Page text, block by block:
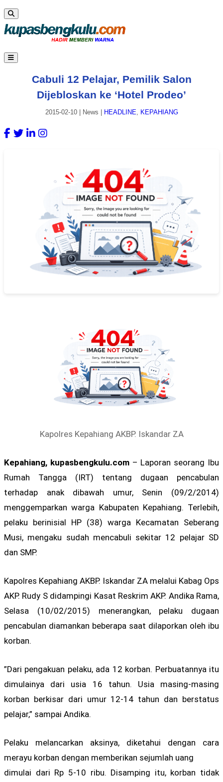
Cabuli 12 Pelajar, Pemilik Salon
Dijebloskan ke ‘Hotel Prodeo’
2015-02-10| News HEADLINE, KEPAHIANG
Kapolres Kepahiang AKBP. Iskandar ZA
Kepahiang, kupasbengkulu.com– Laporan seorang Ibu
Rumah Tangga (IRT) tentang dugaan pencabulan
terhadap anak dibawah umur, Senin (09/2/2014)
menggemparkan warga Kabupaten Kepahiang. Terlebih,
pelaku berinisial HP (38) warga Kecamatan Seberang
Musi, mengaku sudah mencabuli sekitar 12 pelajar SD
dan SMP.
Kapolres Kepahiang AKBP. Iskandar ZA melalui Kabag Ops
AKP. Rudy S didampingi Kasat Reskrim AKP. Andika Rama,
Selasa (10/02/2015) menerangkan, pelaku dugaan
pencabulan diamankan beberapa saat dilaporkan oleh ibu
korban.
”Dari pengakuan pelaku, ada 12 korban. Perbuatannya itu
dimulainya dari usia 16 tahun. Usia masing-masing
korban berkisar dari umur 12-14 tahun dan berstatus
pelajar,” sampai Andika.
Pelaku melancarkan aksinya, diketahui dengan cara
merayu korban dengan memberikan sejumlah uang
dimulai dari Rp 5-10 ribu. Disamping itu, korban tidak